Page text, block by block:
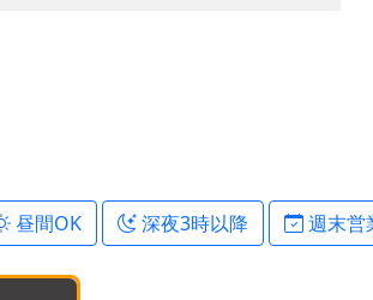
昼間OK 深夜3時以降 週末営